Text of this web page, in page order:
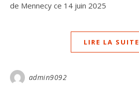
de Mennecy ce 14 juin 2025
LIRE LA SUITE
admin9092